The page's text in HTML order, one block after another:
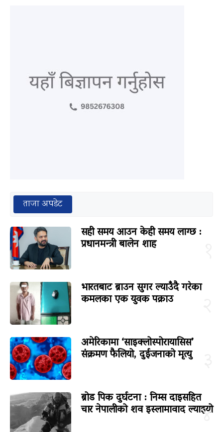
ताजा अपडेट
सही समय आउन केही समय लाग्छ :
प्रधानमन्त्री बालेन शाह
भारतबाट ब्राउन सुगर ल्याउँदै गरेका
कमलका एक युवक पक्राउ
अमेरिकामा ‘साइक्लोस्पोरायासिस’
संक्रमण फैलियो, दुईजनाको मृत्यु
४
ब्रोड पिक दुर्घटना : निम्स दाइसहित
चार नेपालीको शव इस्लामावाद ल्याइयो